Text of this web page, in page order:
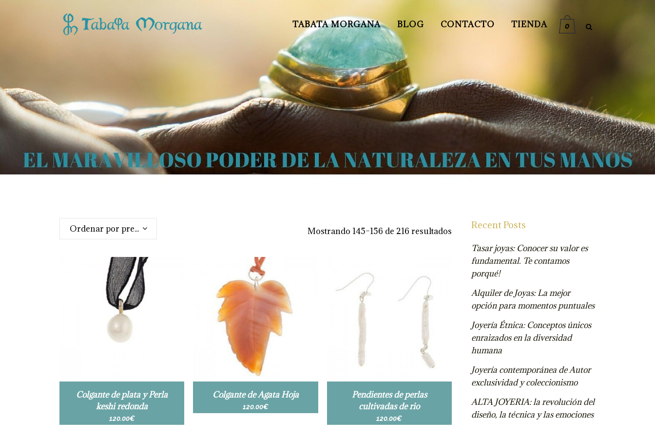
0
TABATA MORGANA BLOG CONTACTO TIENDA
Mostrando 145–156 de 216 resultados
Ordenar por precio: alto a bajo
Colgante de plata y Perla
keshi redonda
120.00€
Colgante de Agata Hoja
120.00€
Pendientes de perlas
cultivadas de rio
120.00€
Recent Posts
Tasar joyas: Conocer su valor es
fundamental. Te contamos
porqué!
Alquiler de Joyas: La mejor
opción para momentos puntuales
Joyería Étnica: Conceptos únicos
enraizados en la diversidad
humana
Joyería contemporánea de Autor
exclusividad y coleccionismo
ALTA JOYERIA: la revolución del
diseño, la técnica y las emociones